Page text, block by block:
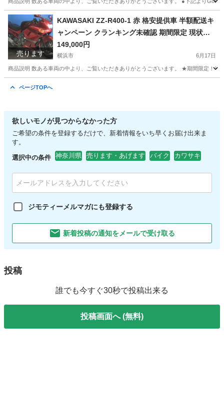
神奈川 横浜市
売ります
KAWASAKI ZZ-R400-1 赤 格安提供車 半額配送キ
ャンペーン クランキング未確認 期間限定 現状渡
し諸経費￥0- 横浜 P-Yard
149,000円
横浜市 6月17日
商品説明 数ある車両の中より、ご覧いただきありがとうございます。 ★期間限定！
ページTOPへ
欲しいモノが見つからなかった方
ご希望の条件を登録するだけで、新着情報をいち早くお届け出来ま
す。
選択中の条件 神奈川県 売ります・あげます バイク カワサキ
ジモティーメルマガにも登録する
新着投稿の通知をメールで受け取る
投稿
誰でも今すぐ30秒で投稿出来る
投稿画面へ (無料)